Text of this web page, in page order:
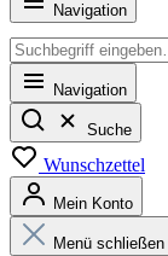
Navigation
Navigation
Suche
Wunschzettel
Mein Konto
Menü schließen